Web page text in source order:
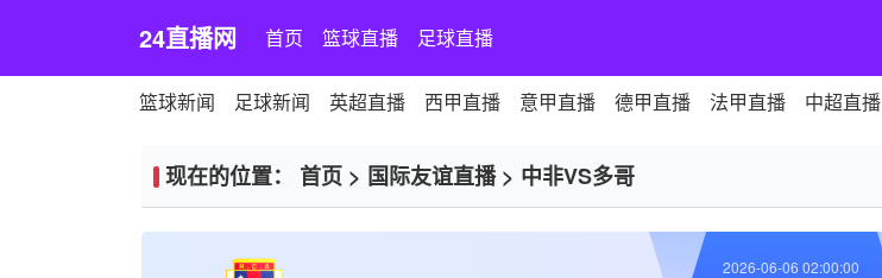
24直播网 首页 篮球直播 足球直播
篮球新闻 足球新闻 英超直播 西甲直播 意甲直播 德甲直播 法甲直播 中超直播
现在的位置： 首页 > 国际友谊直播> 中非VS多哥
2026-06-06 02:00:00